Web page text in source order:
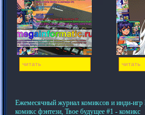
читать читать
Ежемесячный журнал комиксов и инди-
комикс фэнтези, Твое будущее #1 - комикс